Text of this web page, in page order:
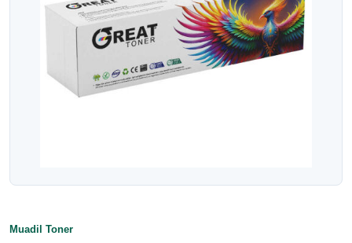
Muadil Toner